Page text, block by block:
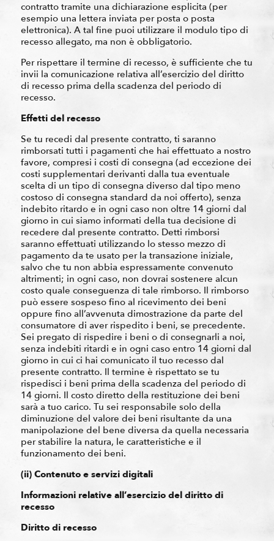
contratto tramite una dichiarazione esplicita (per
esempio una lettera inviata per posta o posta
elettronica). A tal fine puoi utilizzare il modulo tipo di
recesso allegato, ma non è obbligatorio.
Per rispettare il termine di recesso, è sufficiente che tu
invii la comunicazione relativa all’esercizio del diritto
di recesso prima della scadenza del periodo di
recesso.
Effetti del recesso
Se tu recedi dal presente contratto, ti saranno
rimborsati tutti i pagamenti che hai effettuato a nostro
favore, compresi i costi di consegna (ad eccezione dei
costi supplementari derivanti dalla tua eventuale
scelta di un tipo di consegna diverso dal tipo meno
costoso di consegna standard da noi offerto), senza
indebito ritardo e in ogni caso non oltre 14 giorni dal
giorno in cui siamo informati della tua decisione di
recedere dal presente contratto. Detti rimborsi
saranno effettuati utilizzando lo stesso mezzo di
pagamento da te usato per la transazione iniziale,
salvo che tu non abbia espressamente convenuto
altrimenti; in ogni caso, non dovrai sostenere alcun
costo quale conseguenza di tale rimborso. Il rimborso
può essere sospeso fino al ricevimento dei beni
oppure fino all’avvenuta dimostrazione da parte del
consumatore di aver rispedito i beni, se precedente.
Sei pregato di rispedire i beni o di consegnarli a noi,
senza indebiti ritardi e in ogni caso entro 14 giorni dal
giorno in cui ci hai comunicato il tuo recesso dal
presente contratto. Il termine è rispettato se tu
rispedisci i beni prima della scadenza del periodo di
14 giorni. Il costo diretto della restituzione dei beni
sarà a tuo carico. Tu sei responsabile solo della
diminuzione del valore dei beni risultante da una
manipolazione del bene diversa da quella necessaria
per stabilire la natura, le caratteristiche e il
funzionamento dei beni.
(ii) Contenuto e servizi digitali
Informazioni relative all’esercizio del diritto di
recesso
Diritto di recesso